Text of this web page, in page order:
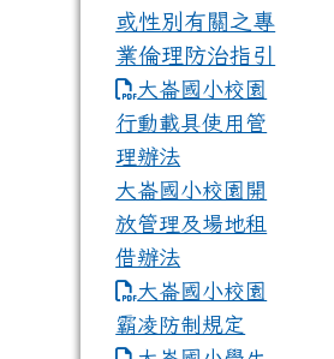
或性別有關之專
業倫理防治指引
大崙國小校園
行動載具使用管
理辦法
大崙國小校園開
放管理及場地租
借辦法
大崙國小校園
霸凌防制規定